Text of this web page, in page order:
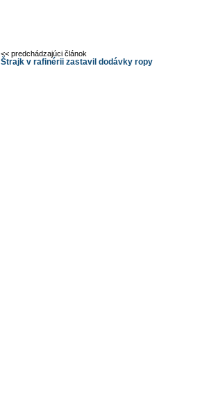
<< predchádzajúci článok
Štrajk v rafinérii zastavil dodávky ropy